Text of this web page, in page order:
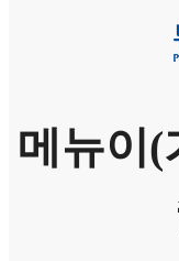
메뉴이(